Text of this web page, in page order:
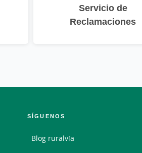
Servicio de
Reclamaciones
SÍGUENOS
Blog ruralvía